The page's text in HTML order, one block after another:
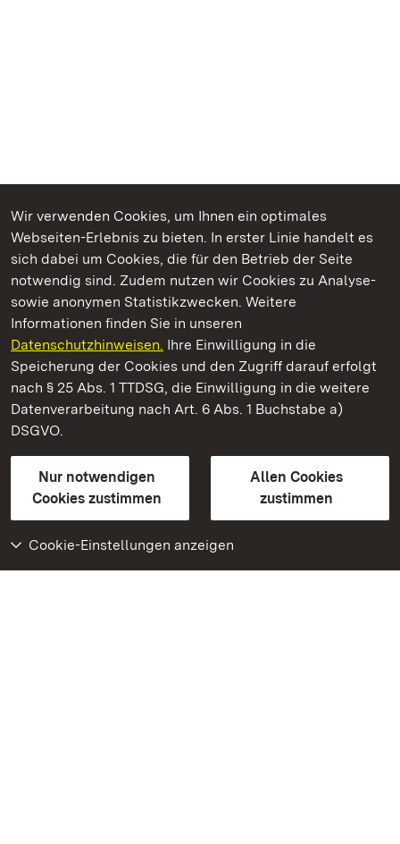
Wir verwenden Cookies, um Ihnen ein optimales
Webseiten-Erlebnis zu bieten. In erster Linie handelt es
sich dabei um Cookies, die für den Betrieb der Seite
notwendig sind. Zudem nutzen wir Cookies zu Analyse-
sowie anonymen Statistikzwecken. Weitere
Informationen finden Sie in unseren
Datenschutzhinweisen. Ihre Einwilligung in die
Speicherung der Cookies und den Zugriff darauf erfolgt
nach § 25 Abs. 1 TTDSG, die Einwilligung in die weitere
Datenverarbeitung nach Art. 6 Abs. 1 Buchstabe a)
DSGVO.
Nur notwendigen
Cookies zustimmen
Allen Cookies
zustimmen
Cookie-Einstellungen anzeigen
Kommen. Staunen. Genießen.
Schloss Favorite Rastatt
Staatliche Schlösser und Gärten Baden-Württemberg
Kontakt
GebärdenspracheLeichte Sprache
Erklärung zur Barrierefreiheit
BITV-konform (geprüfte Seiten)
Weiteres